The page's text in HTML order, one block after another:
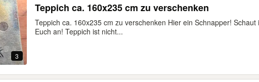
3
Teppich ca. 160x235 cm zu verschenken
Teppich ca. 160x235 cm zu verschenken Hier ein Schnapper! Schaut
Euch an! Teppich ist nicht...